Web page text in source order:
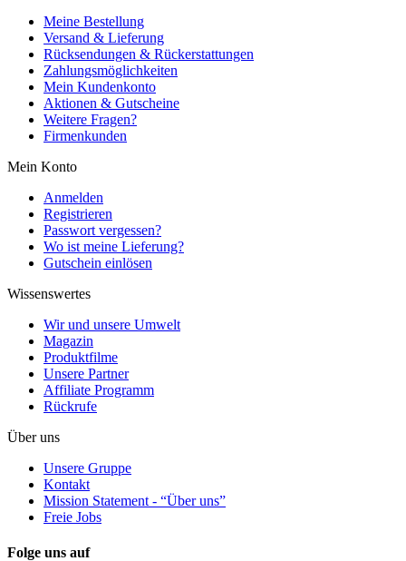
Meine Bestellung
Versand & Lieferung
Rücksendungen & Rückerstattungen
Zahlungsmöglichkeiten
Mein Kundenkonto
Aktionen & Gutscheine
Weitere Fragen?
Firmenkunden
Mein Konto
Anmelden
Registrieren
Passwort vergessen?
Wo ist meine Lieferung?
Gutschein einlösen
Wissenswertes
Wir und unsere Umwelt
Magazin
Produktfilme
Unsere Partner
Affiliate Programm
Rückrufe
Über uns
Unsere Gruppe
Kontakt
Mission Statement - “Über uns”
Freie Jobs
Folge uns auf